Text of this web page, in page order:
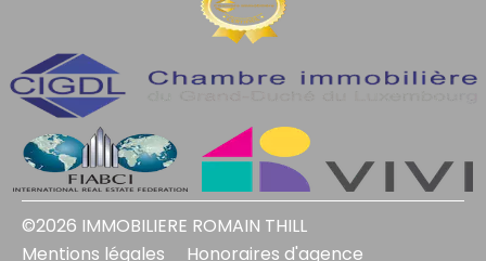
©2026 IMMOBILIERE ROMAIN THILL
Mentions légales
Honoraires d'agence